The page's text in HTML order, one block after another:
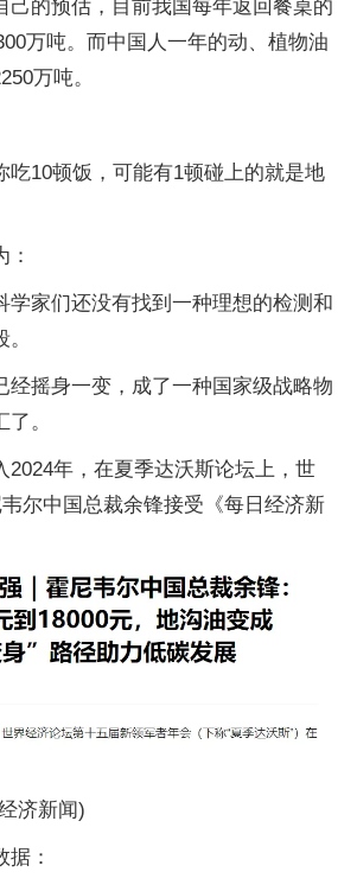
己的预估，目前我国每年返回餐桌的
万吨。而中国人一年的动、植物油
万吨。
吃10顿饭，可能有1顿碰上的就是地
学家们还没有找到一种理想的检测和
经摇身一变，成了一种国家级战略物
。
2024年，在夏季达沃斯论坛上，世
尔中国总裁余锋接受《每日经济新
济新闻)
据：